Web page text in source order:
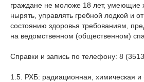
граждане не моложе 18 лет, умеющие
нырять, управлять гребной лодкой и
состоянию здоровья требованиям,
на ведомственном (общественном)
Справки и запись по телефону: 8
1.5. РХБ: радиационная, химическая и